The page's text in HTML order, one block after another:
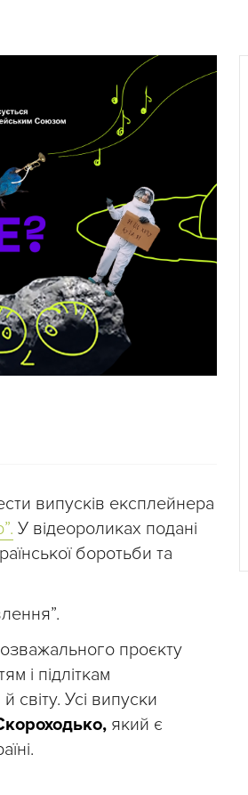
випусків експлейнера
У відеороликах подані
боротьби та
проєкту
і підліткам
світу. Усі випуски
який є